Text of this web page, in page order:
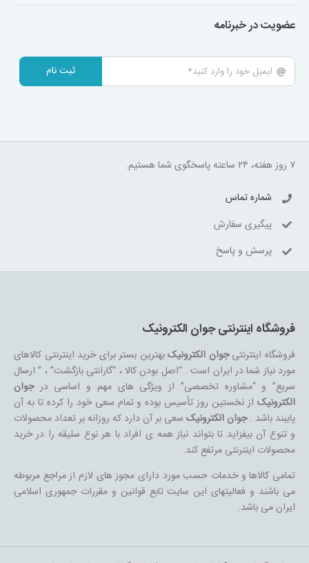
عضویت در خبرنامه
ثبت نام
۷ روز هفته، ۲۴ ساعته پاسخگوی شما هستیم.
شماره تماس
پیگیری سفارش
پرسش و پاسخ
فروشگاه اینترنتی جوان الکترونیک
فروشگاه اینترنتیجوان الکترونیکبهترین بستر برای خرید اینترنتی کالاهای
مورد نیاز شما در ایران است . “اصل بودن کالا ، “گارانتی بازگشت” ، ” ارسال
سریع” و “مشاوره تخصصی” از ویژگی های مهم و اساسی درجوان
الکترونیکاز نخستین روز تأسیس بوده و تمام سعی خود را کرده تا به آن
پایبند باشد .جوان الکترونیکسعی بر آن دارد که روزانه بر تعداد محصولات
و تنوع آن بیفزاید تا بتواند نیاز همه ی افراد با هر نوع سلیقه را در خرید
محصولات اینترنتی مرتفع کند.
تمامی کالاها و خدمات حسب مورد دارای مجوز های لازم از مراجع مربوطه
می باشند و فعالیتهای این سایت تابع قوانین و مقررات جمهوری اسلامی
ایران می باشد.